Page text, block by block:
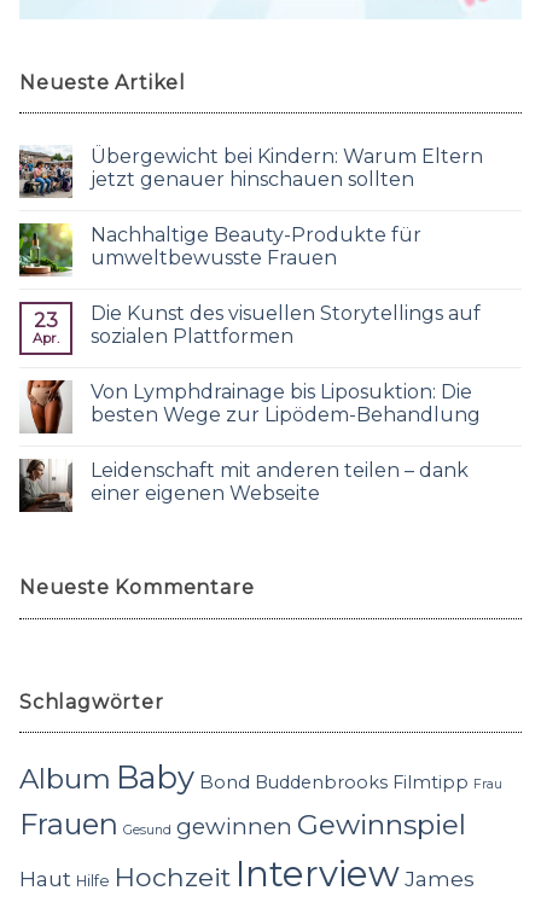
Neueste Artikel
Übergewicht bei Kindern: Warum Eltern
jetzt genauer hinschauen sollten
Nachhaltige Beauty-Produkte für
umweltbewusste Frauen
23
Apr.
Die Kunst des visuellen Storytellings auf
sozialen Plattformen
Von Lymphdrainage bis Liposuktion: Die
besten Wege zur Lipödem-Behandlung
Leidenschaft mit anderen teilen – dank
einer eigenen Webseite
Neueste Kommentare
Schlagwörter
Album Baby Bond Buddenbrooks Filmtipp Frau
Frauen Gesund gewinnen Gewinnspiel
Haut Hilfe Hochzeit InterviewJames